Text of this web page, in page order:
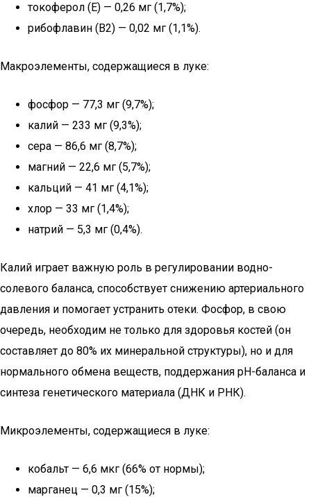
токоферол (E) — 0,26 мг (1,7%);
рибофлавин (B2) — 0,02 мг (1,1%).
Макроэлементы, содержащиеся в луке:
фосфор — 77,3 мг (9,7%);
калий — 233 мг (9,3%);
сера — 86,6 мг (8,7%);
магний — 22,6 мг (5,7%);
кальций — 41 мг (4,1%);
хлор — 33 мг (1,4%);
натрий — 5,3 мг (0,4%).
Калий играет важную роль в регулировании водно-
солевого баланса, способствует снижению артериального
давления и помогает устранить отеки. Фосфор, в свою
очередь, необходим не только для здоровья костей (он
составляет до 80% их минеральной структуры), но и для
нормального обмена веществ, поддержания pH-баланса и
синтеза генетического материала (ДНК и РНК).
Микроэлементы, содержащиеся в луке:
кобальт — 6,6 мкг (66% от нормы);
марганец — 0,3 мг (15%);